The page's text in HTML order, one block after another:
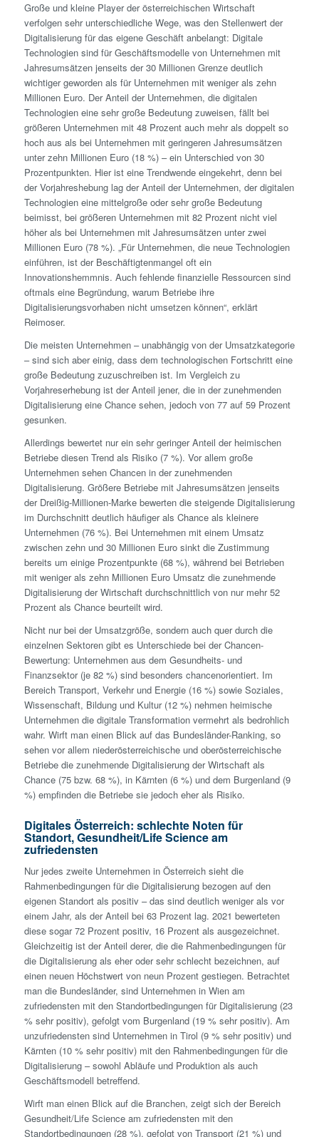
Große und kleine Player der österreichischen Wirtschaft
verfolgen sehr unterschiedliche Wege, was den Stellenwert der
Digitalisierung für das eigene Geschäft anbelangt: Digitale
Technologien sind für Geschäftsmodelle von Unternehmen mit
Jahresumsätzen jenseits der 30 Millionen Grenze deutlich
wichtiger geworden als für Unternehmen mit weniger als zehn
Millionen Euro. Der Anteil der Unternehmen, die digitalen
Technologien eine sehr große Bedeutung zuweisen, fällt bei
größeren Unternehmen mit 48 Prozent auch mehr als doppelt so
hoch aus als bei Unternehmen mit geringeren Jahresumsätzen
unter zehn Millionen Euro (18 %) – ein Unterschied von 30
Prozentpunkten. Hier ist eine Trendwende eingekehrt, denn bei
der Vorjahreshebung lag der Anteil der Unternehmen, der digitalen
Technologien eine mittelgroße oder sehr große Bedeutung
beimisst, bei größeren Unternehmen mit 82 Prozent nicht viel
höher als bei Unternehmen mit Jahresumsätzen unter zwei
Millionen Euro (78 %). „Für Unternehmen, die neue Technologien
einführen, ist der Beschäftigtenmangel oft ein
Innovationshemmnis. Auch fehlende finanzielle Ressourcen sind
oftmals eine Begründung, warum Betriebe ihre
Digitalisierungsvorhaben nicht umsetzen können“, erklärt
Reimoser.
Die meisten Unternehmen – unabhängig von der Umsatzkategorie
– sind sich aber einig, dass dem technologischen Fortschritt eine
große Bedeutung zuzuschreiben ist. Im Vergleich zu
Vorjahreserhebung ist der Anteil jener, die in der zunehmenden
Digitalisierung eine Chance sehen, jedoch von 77 auf 59 Prozent
gesunken.
Allerdings bewertet nur ein sehr geringer Anteil der heimischen
Betriebe diesen Trend als Risiko (7 %). Vor allem große
Unternehmen sehen Chancen in der zunehmenden
Digitalisierung. Größere Betriebe mit Jahresumsätzen jenseits
der Dreißig-Millionen-Marke bewerten die steigende Digitalisierung
im Durchschnitt deutlich häufiger als Chance als kleinere
Unternehmen (76 %). Bei Unternehmen mit einem Umsatz
zwischen zehn und 30 Millionen Euro sinkt die Zustimmung
bereits um einige Prozentpunkte (68 %), während bei Betrieben
mit weniger als zehn Millionen Euro Umsatz die zunehmende
Digitalisierung der Wirtschaft durchschnittlich von nur mehr 52
Prozent als Chance beurteilt wird.
Nicht nur bei der Umsatzgröße, sondern auch quer durch die
einzelnen Sektoren gibt es Unterschiede bei der Chancen-
Bewertung: Unternehmen aus dem Gesundheits- und
Finanzsektor (je 82 %) sind besonders chancenorientiert. Im
Bereich Transport, Verkehr und Energie (16 %) sowie Soziales,
Wissenschaft, Bildung und Kultur (12 %) nehmen heimische
Unternehmen die digitale Transformation vermehrt als bedrohlich
wahr. Wirft man einen Blick auf das Bundesländer-Ranking, so
sehen vor allem niederösterreichische und oberösterreichische
Betriebe die zunehmende Digitalisierung der Wirtschaft als
Chance (75 bzw. 68 %), in Kärnten (6 %) und dem Burgenland (9
%) empfinden die Betriebe sie jedoch eher als Risiko.
Digitales Österreich: schlechte Noten für
Standort, Gesundheit/Life Science am
zufriedensten
Nur jedes zweite Unternehmen in Österreich sieht die
Rahmenbedingungen für die Digitalisierung bezogen auf den
eigenen Standort als positiv – das sind deutlich weniger als vor
einem Jahr, als der Anteil bei 63 Prozent lag. 2021 bewerteten
diese sogar 72 Prozent positiv, 16 Prozent als ausgezeichnet.
Gleichzeitig ist der Anteil derer, die die Rahmenbedingungen für
die Digitalisierung als eher oder sehr schlecht bezeichnen, auf
einen neuen Höchstwert von neun Prozent gestiegen. Betrachtet
man die Bundesländer, sind Unternehmen in Wien am
zufriedensten mit den Standortbedingungen für Digitalisierung (23
% sehr positiv), gefolgt vom Burgenland (19 % sehr positiv). Am
unzufriedensten sind Unternehmen in Tirol (9 % sehr positiv) und
Kärnten (10 % sehr positiv) mit den Rahmenbedingungen für die
Digitalisierung – sowohl Abläufe und Produktion als auch
Geschäftsmodell betreffend.
Wirft man einen Blick auf die Branchen, zeigt sich der Bereich
Gesundheit/Life Science am zufriedensten mit den
Standortbedingungen (28 %), gefolgt von Transport (21 %) und